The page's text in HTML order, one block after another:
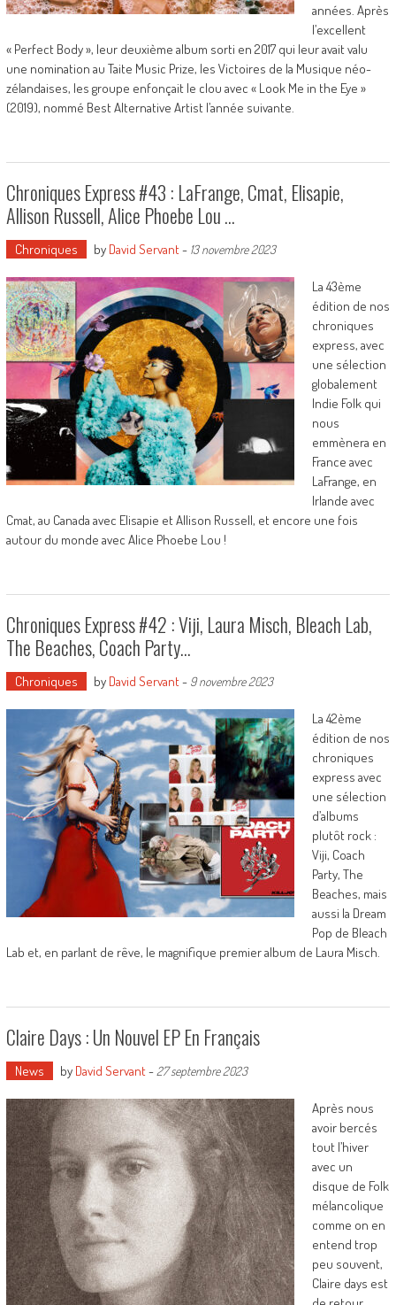
années. Après
l’excellent
« Perfect Body », leur deuxième album sorti en 2017 qui leur avait valu
une nomination au Taite Music Prize, les Victoires de la Musique néo-
zélandaises, les groupe enfonçait le clou avec « Look Me in the Eye »
(2019), nommé Best Alternative Artist l’année suivante.
Chroniques Express #43 : LaFrange, Cmat, Elisapie,
Allison Russell, Alice Phoebe Lou …
Chroniques by David Servant- 13 novembre 2023
La 43ème
édition de nos
chroniques
express, avec
une sélection
globalement
Indie Folk qui
nous
emmènera en
France avec
LaFrange, en
Irlande avec
Cmat, au Canada avec Elisapie et Allison Russell, et encore une fois
autour du monde avec Alice Phoebe Lou !
Chroniques Express #42 : Viji, Laura Misch, Bleach Lab,
The Beaches, Coach Party…
Chroniques by David Servant- 9 novembre 2023
La 42ème
édition de nos
chroniques
express avec
une sélection
d’albums
plutôt rock :
Viji, Coach
Party, The
Beaches, mais
aussi la Dream
Pop de Bleach
Lab et, en parlant de rêve, le magnifique premier album de Laura Misch.
Claire Days : Un Nouvel EP En Français
News by David Servant- 27 septembre 2023
Après nous
avoir bercés
tout l’hiver
avec un
disque de Folk
mélancolique
comme on en
entend trop
peu souvent,
Claire days est